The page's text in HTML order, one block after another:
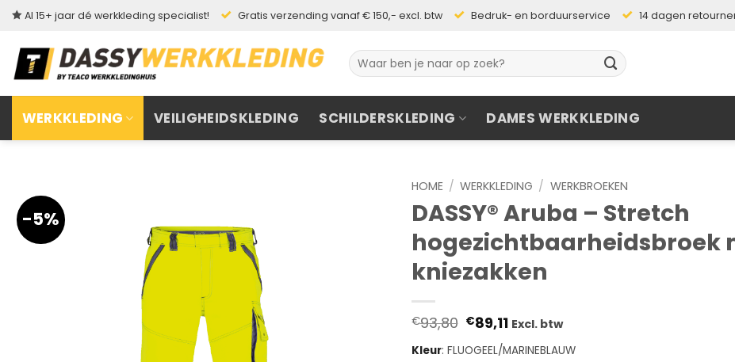
Ga
inhoud
Al 15+ jaar dé werkkleding specialist! Gratis verzending vanaf € 150,- excl. btw Bedruk- en borduurservice 14 dagen
Zoeken
naar:
WERKKLEDING VEILIGHEIDSKLEDING SCHILDERSKLEDING DAMES WERKKLEDING
-5%
HOME / WERKKLEDING / WERKBROEKEN
DASSY® Aruba – Stretch
hogezichtbaarheidsbroek
kniezakken
€93,80 Oorspronkelijke
prijs
was:
€89,11Huidige
is:
Excl. btw
Kleur: FLUOGEEL/MARINEBLAUW